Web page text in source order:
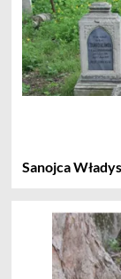
Sanojca